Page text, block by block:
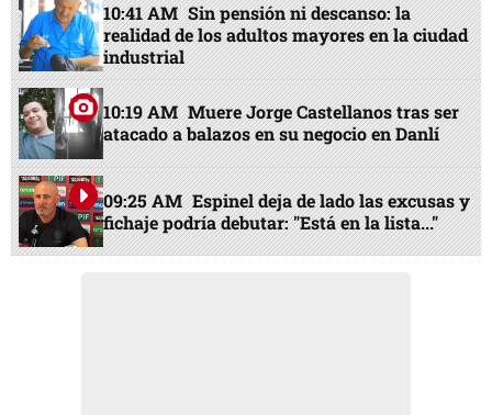
10:41 AM Sin pensión ni descanso: la
realidad de los adultos mayores en la ciudad
industrial
10:19 AM Muere Jorge Castellanos tras ser
atacado a balazos en su negocio en Danlí
09:25 AM Espinel deja de lado las excusas y
fichaje podría debutar: "Está en la lista..."